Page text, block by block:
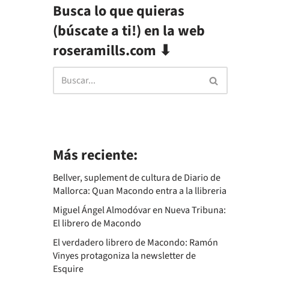
Busca lo que quieras
(búscate a ti!) en la web
roseramills.com ⬇
Más reciente:
Bellver, suplement de cultura de Diario de
Mallorca: Quan Macondo entra a la llibreria
Miguel Ángel Almodóvar en Nueva Tribuna:
El librero de Macondo
El verdadero librero de Macondo: Ramón
Vinyes protagoniza la newsletter de
Esquire